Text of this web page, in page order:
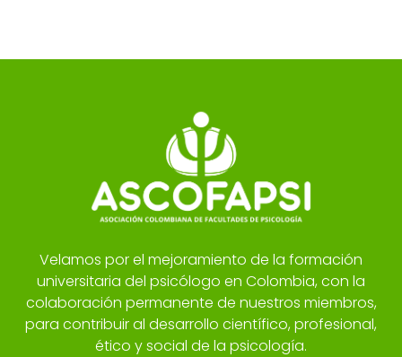
Velamos por el mejoramiento de la formación
universitaria del psicólogo en Colombia, con la
colaboración permanente de nuestros miembros,
para contribuir al desarrollo científico, profesional,
ético y social de la psicología.